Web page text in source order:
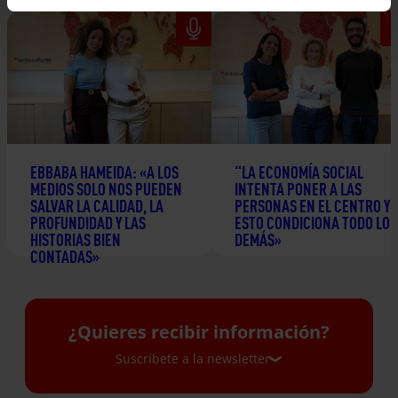
EBBABA HAMEIDA: «A LOS
MEDIOS SOLO NOS PUEDEN
SALVAR LA CALIDAD, LA
PROFUNDIDAD Y LAS
HISTORIAS BIEN
CONTADAS»
“LA ECONOMÍA SOCIAL
INTENTA PONER A LAS
PERSONAS EN EL CENTRO Y
ESTO CONDICIONA TODO LO
DEMÁS»
¿Quieres recibir información?
Suscríbete a la newsletter